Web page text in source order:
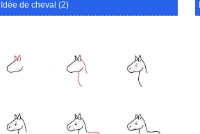
Idée de cheval (2)